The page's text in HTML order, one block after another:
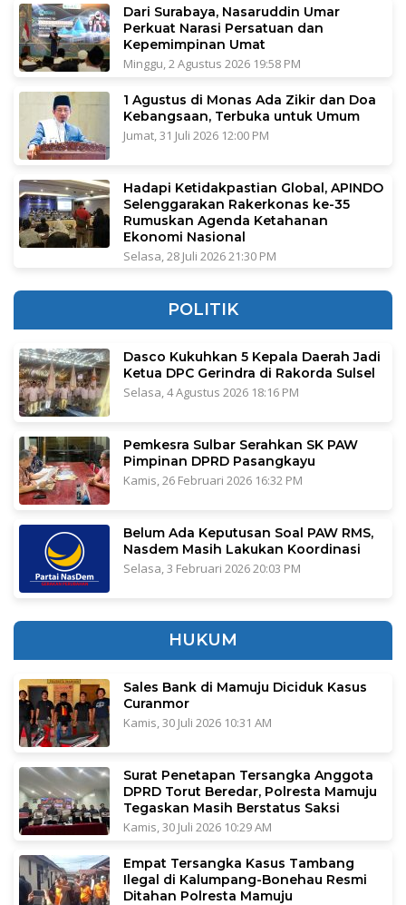
Dari Surabaya, Nasaruddin Umar
Perkuat Narasi Persatuan dan
Kepemimpinan Umat
Minggu, 2 Agustus 2026 19:58 PM
1 Agustus di Monas Ada Zikir dan Doa
Kebangsaan, Terbuka untuk Umum
Jumat, 31 Juli 2026 12:00 PM
Hadapi Ketidakpastian Global, APINDO
Selenggarakan Rakerkonas ke-35
Rumuskan Agenda Ketahanan
Ekonomi Nasional
Selasa, 28 Juli 2026 21:30 PM
POLITIK
Dasco Kukuhkan 5 Kepala Daerah Jadi
Ketua DPC Gerindra di Rakorda Sulsel
Selasa, 4 Agustus 2026 18:16 PM
Pemkesra Sulbar Serahkan SK PAW
Pimpinan DPRD Pasangkayu
Kamis, 26 Februari 2026 16:32 PM
Belum Ada Keputusan Soal PAW RMS,
Nasdem Masih Lakukan Koordinasi
Selasa, 3 Februari 2026 20:03 PM
HUKUM
Sales Bank di Mamuju Diciduk Kasus
Curanmor
Kamis, 30 Juli 2026 10:31 AM
Surat Penetapan Tersangka Anggota
DPRD Torut Beredar, Polresta Mamuju
Tegaskan Masih Berstatus Saksi
Kamis, 30 Juli 2026 10:29 AM
Empat Tersangka Kasus Tambang
Ilegal di Kalumpang-Bonehau Resmi
Ditahan Polresta Mamuju